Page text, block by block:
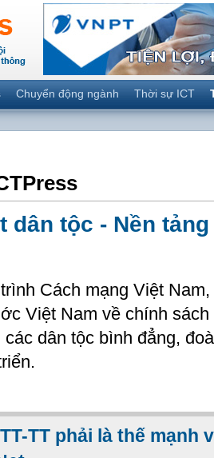
Chuyển động ngành Thời sự ICT
dân tộc - Nền
Cách mạng Việt
Việt Nam về chính sách
các dân tộc bình đẳng,
TT phải là thế mạnh